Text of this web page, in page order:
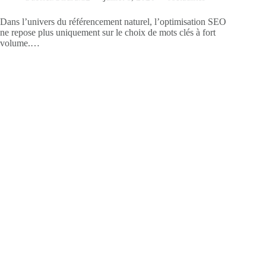
Dans l’univers du référencement naturel, l’optimisation SEO
ne repose plus uniquement sur le choix de mots clés à fort
volume.…